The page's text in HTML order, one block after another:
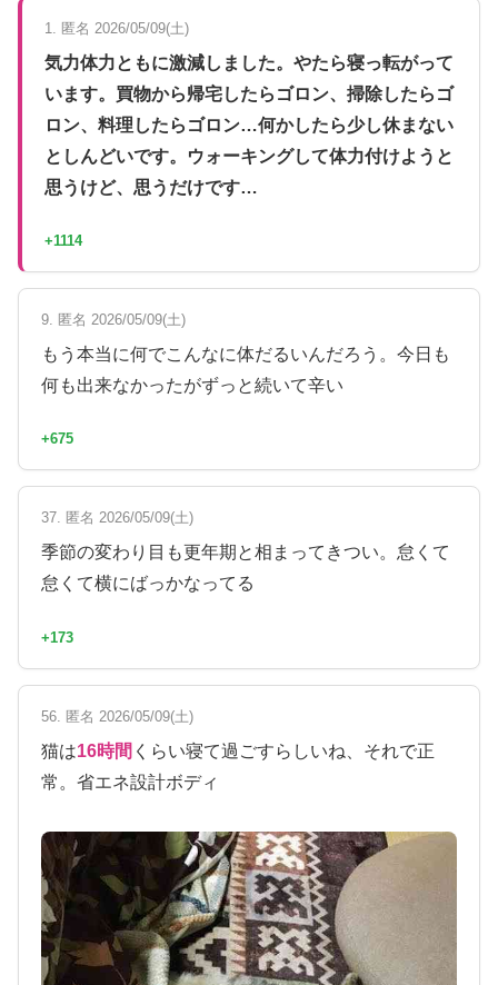
1. 匿名 2026/05/09(土)
気力体力ともに激減しました。やたら寝っ転がって
います。買物から帰宅したらゴロン、掃除したらゴ
ロン、料理したらゴロン…何かしたら少し休まない
としんどいです。ウォーキングして体力付けようと
思うけど、思うだけです…
+1114
9. 匿名 2026/05/09(土)
もう本当に何でこんなに体だるいんだろう。今日も
何も出来なかったがずっと続いて辛い
+675
37. 匿名 2026/05/09(土)
季節の変わり目も更年期と相まってきつい。怠くて
怠くて横にばっかなってる
+173
56. 匿名 2026/05/09(土)
猫は16時間 くらい寝て過ごすらしいね、それで正
常。省エネ設計ボディ